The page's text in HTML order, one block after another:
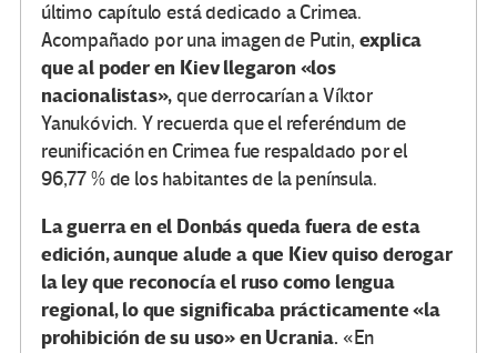
último capítulo está dedicado a Crimea.
Acompañado por una imagen de Putin, explica
que al poder en Kiev llegaron «los
nacionalistas»,que derrocarían a Víktor
Yanukóvich. Y recuerda que el referéndum de
reunificación en Crimea fue respaldado por el
96,77 % de los habitantes de la península.
La guerra en el Donbás queda fuera de esta
edición, aunque alude a que Kiev quiso derogar
la ley que reconocía el ruso como lengua
regional, lo que significaba prácticamente «la
prohibición de su uso» en Ucrania. «En